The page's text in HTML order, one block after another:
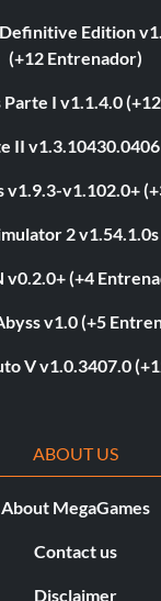
Edition
(+12 Entrenador)
Parte I v1.1.4.0
II
v1.9.3-v1.102.0+
2
v0.2.0+ (+4
v1.0 (+5
V v1.0.3407.0
ABOUT US
About MegaGames
Contact us
Disclaimer